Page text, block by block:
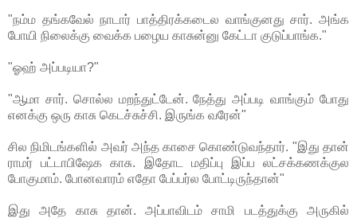
"நம்ம தங்கவேல் நாடார் பாத்திரக்கடைல வாங்குனது சார். அங்க
போயி நிலைக்கு வைக்க பழைய காசுன்னு கேட்டா குடுப்பாங்க."
"ஓஹ் அப்படியா?"
"ஆமா சார். சொல்ல மறந்துட்டேன். நேத்து அப்படி வாங்கும் போது
எனக்கு ஒரு காசு கெடச்சுச்சி. இருங்க வரேன்"
சில நிமிடங்களில் அவர் அந்த காசை கொண்டுவந்தார். "இது தான்
ராமர் பட்டாபிஷேக காசு. இதோட மதிப்பு இப்ப லட்சக்கணக்குல
போகுமாம். போனவாரம் எதோ பேப்பர்ல போட்டிருந்தான்"
இது அதே காசு தான். அப்பாவிடம் சாமி படத்துக்கு அருகில்